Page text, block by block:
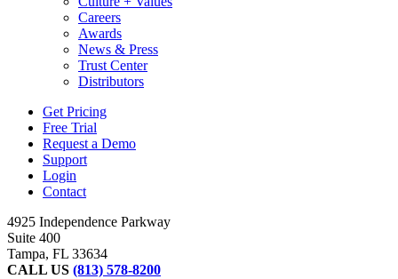
Careers
Awards
News & Press
Trust Center
Distributors
Get Pricing
Free Trial
Request a Demo
Support
Login
Contact
4925 Independence Parkway
Suite 400
Tampa, FL 33634
CALL US (813) 578-8200